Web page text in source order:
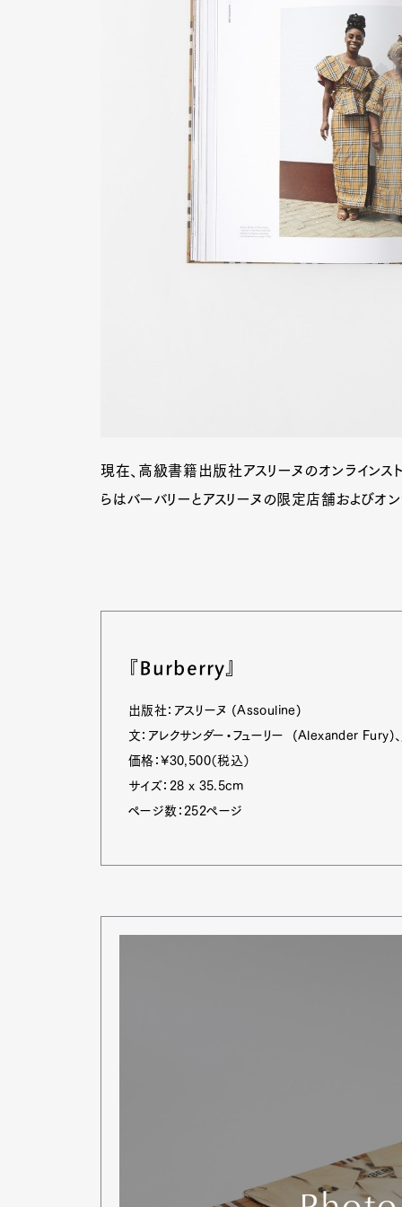
Pen
Pen
現在、高級書籍出版社アスリーヌのオンライン
らはバーバリーとアスリーヌの限定店舗およびオ
『Burberry』
出版社：アスリーヌ (Assouline)
文：アレクサンダー・フューリー (Alexander Fury)
価格：¥30,500（税込）
サイズ：28 x 35.5cm
ページ数：252ページ